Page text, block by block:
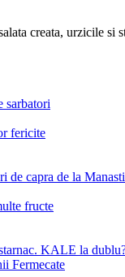
creata, urzicile si
sarbatori
fericite
capra de la
fructe
KALE la
Fermecate